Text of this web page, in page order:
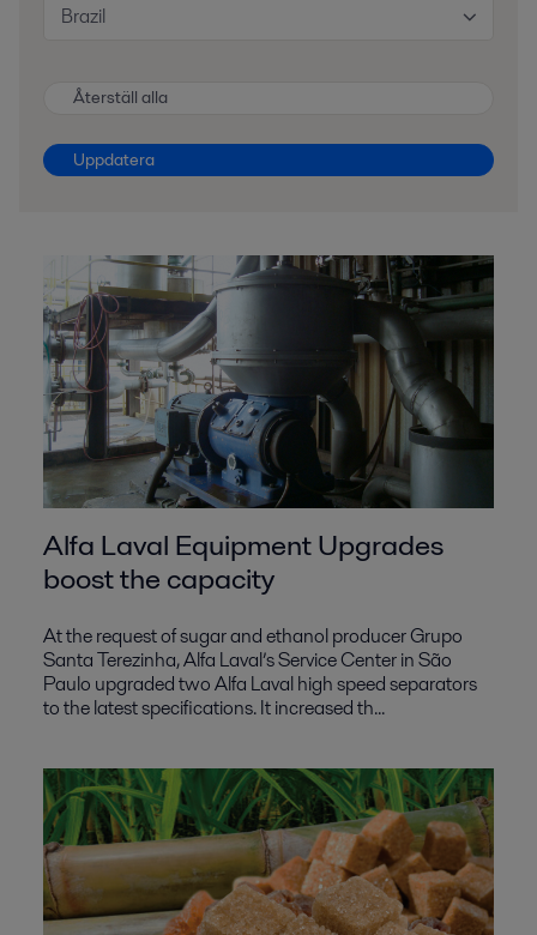
Brazil
Återställ alla
Uppdatera
Alfa Laval Equipment Upgrades
boost the capacity
At the request of sugar and ethanol producer Grupo
Santa Terezinha, Alfa Laval’s Service Center in São
Paulo upgraded two Alfa Laval high speed separators
to the latest specifications. It increased th...